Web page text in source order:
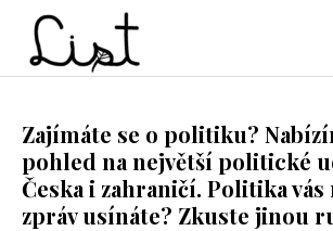
Skip
content
Skip
LIST
časopis
SŠPGHS
Litoměřice
Zajímáte se o politiku?
pohled na největší politické
Česka i zahraničí. Politika vás
zpráv usínáte? Zkuste jinou